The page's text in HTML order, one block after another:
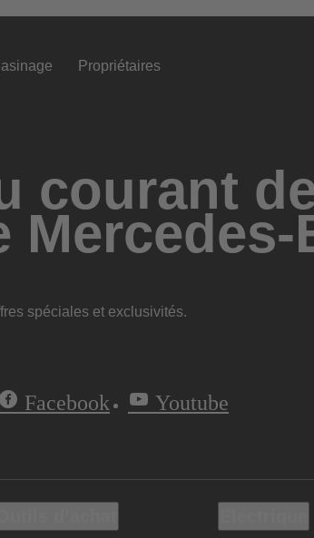
Propriétaires
courant
Mercedes-
spéciales et exclusivités.
Facebook Youtube